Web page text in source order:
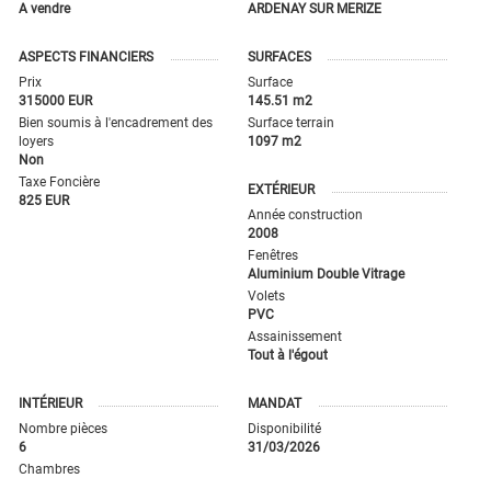
A vendre
ARDENAY SUR MERIZE
ASPECTS FINANCIERS
Prix
315000 EUR
Bien soumis à l'encadrement des
loyers
Non
Taxe Foncière
825 EUR
SURFACES
Surface
145.51 m2
Surface terrain
1097 m2
EXTÉRIEUR
Année construction
2008
Fenêtres
Aluminium Double Vitrage
Volets
PVC
Assainissement
Tout à l'égout
INTÉRIEUR
Nombre pièces
6
Chambres
MANDAT
Disponibilité
31/03/2026